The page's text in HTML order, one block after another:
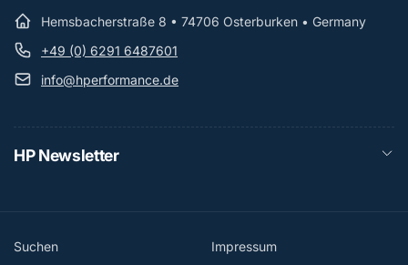
Hemsbacherstraße 8 • 74706 Osterburken • Germany
+49 (0) 6291 6487601
info@hperformance.de
HP Newsletter
Suchen
Impressum